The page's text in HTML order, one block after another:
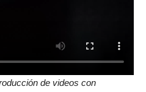
de videos con